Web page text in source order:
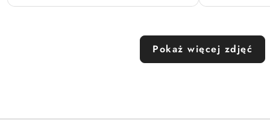
Pokaż więcej zdjęć